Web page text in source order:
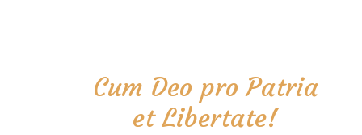
Cum Deo pro Patria
et Libertate!